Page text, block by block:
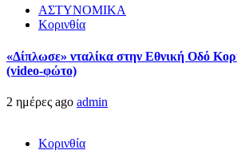
ΑΣΤΥΝΟΜΙΚΑ
Κορινθία
«Δίπλωσε» νταλίκα στην Εθνική Oδό
(video-φώτο)
2 ημέρες ago admin
Κορινθία